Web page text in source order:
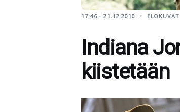
17:46 - 21.12.2010
Indiana
kiistetään